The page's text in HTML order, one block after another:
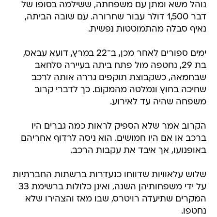
נוהל משא ומתן עם משפחתה, ששילמה בסופו של
דבר 1,500 דולר עבור שחרורה. עם שובה הביתה,
נאיף סבלה מהתמוטטות נפשית.
ימים ספורים לאחר מכן, ב־22 במרץ, דועא עבאס,
בת 29, נחטפה מול פתח ביתה בעיירה סלחאב
שבחמאה, כשקבוצת תוקפים גררה אותה לרכב
שחיכה בחוץ ונמלטה מהמקום. כך לדברי קרוב
משפחה שהיה עד לאירוע.
הקרוב אמר שלא הספיק לראות כמה גברים היו
ברכב או אם היו חמושים. הוא ניסה לרדוף אחריהם
באופנועו, אך איבד את עקבות הרכב.
שלוש עלאוויות שדווחו כנעדרות ברשתות החברתיות
על ידי משפחותיהן השנה, ואינן כלולות ברשימת 33
המקרים שתיעדה רויטרס, שבו מאז והצהירו שלא
נחטפו.